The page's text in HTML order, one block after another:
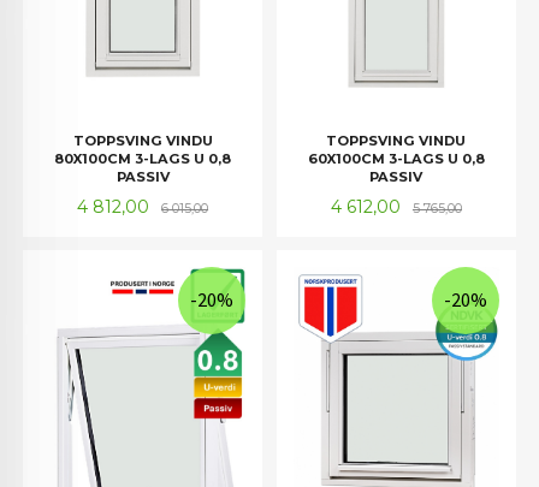
TOPPSVING VINDU
80X100CM 3-LAGS U 0,8
PASSIV
Tilbud
4 812,00 6 015,00Rabatt
TOPPSVING VINDU
60X100CM 3-LAGS U 0,8
PASSIV
Tilbud
4 612,00 5 765,00Rabatt
-20% -20%